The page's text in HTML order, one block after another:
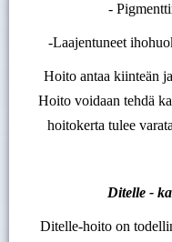
-
-Laajentuneet
Hoito antaa kiinteän
Hoito voidaan tehdä
hoitokerta tulee
Ditelle -
Ditelle-hoito on